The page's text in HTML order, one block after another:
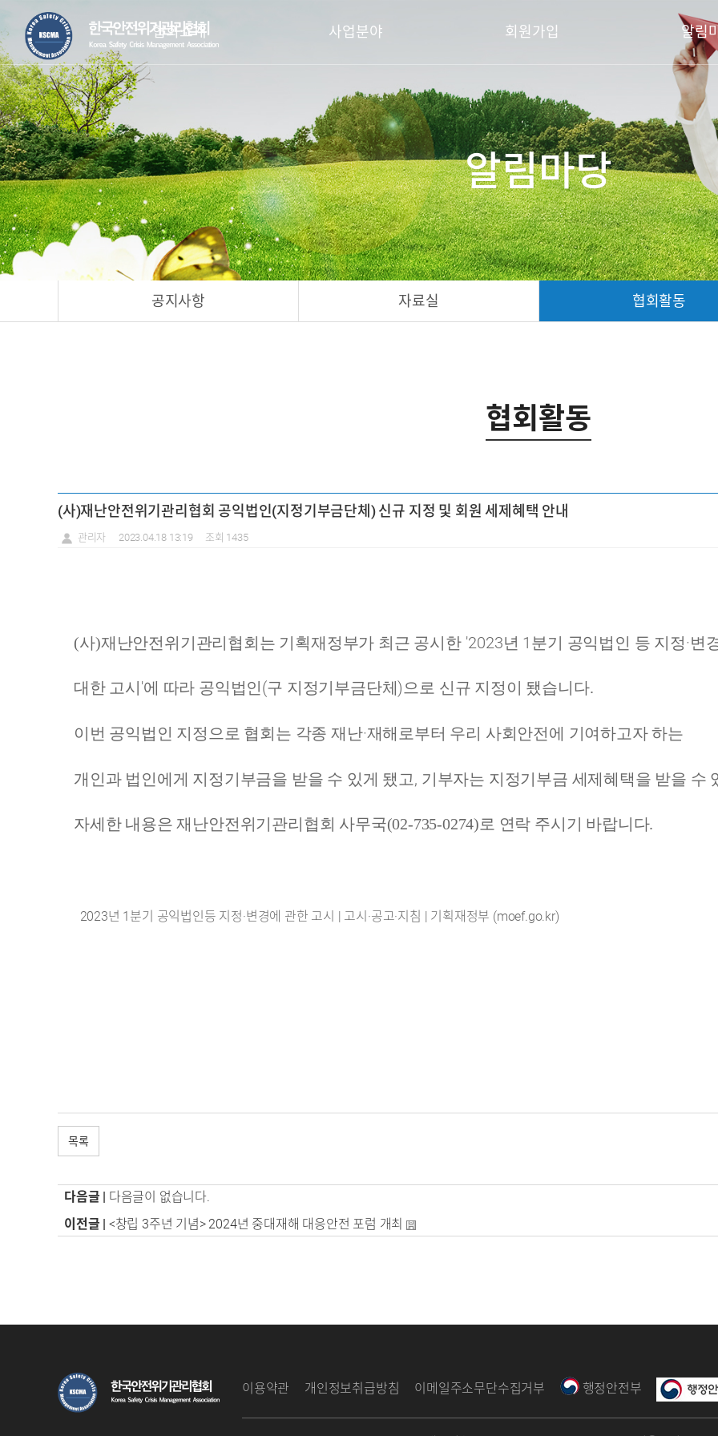
협회소개 사업분야 회원가입 알림
공지사항 자료실 협회활동
알림마당
협회활동
(사)재난안전위기관리협회 공익법인(지정기부금단체) 신규 지정 및 회원 세제혜택 안내
관리자 2023.04.18 13:19 조회 1435
(사)재난안전위기관리협회는 기획재정부가 최근 공시한 '2023년 1 분기 공익법인 등 지정·변
대한 고시 '에 따라 공익법인(구 지정기부금단체 ) 으로 신규 지정이 됐습니다.
이번 공익법인 지정으로 협회는 각종 재난·재해로부터 우리 사회안전에 기여하고자 하는
개인과 법인에게 지정기부금을 받을 수 있게 됐고, 기부자는 지정기부금 세제혜택을 받을 수
자세한 내용은 재난안전위기관리협회 사무국(02-735-0274)로 연락 주시기 바랍니다.
2023년 1분기 공익법인등 지정·변경에 관한 고시 | 고시·공고·지침 | 기획재정부 (moef.go.kr)
목록
다음글 | 다음글이 없습니다.
이전글 | <창립 3주년 기념> 2024년 중대재해 대응안전 포럼 개최
이용약관 개인정보취급방침 이메일주소무단수집거부 행정안전부